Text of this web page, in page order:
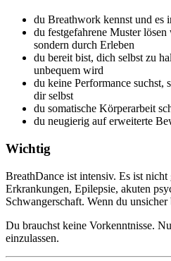
du Breathwork kennst und es
du festgefahrene Muster
sondern durch Erleben
du bereit bist, dich selbst zu
unbequem wird
du keine Performance suchst,
dir selbst
du somatische Körperarbeit
du neugierig auf erweiterte
Wichtig
BreathDance ist intensiv. Es ist
Erkrankungen, Epilepsie, akuten
Schwangerschaft. Wenn du
Du brauchst keine Vorkenntnisse.
einzulassen.